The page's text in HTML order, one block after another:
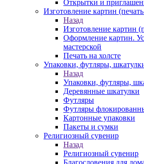
Открытки и
Изготовление картин
Назад
Изготовление картин
Оформление картин.
мастерской
Печать на холсте
Упаковки, футляры,
Назад
Упаковки, футляры,
Деревянные шкатулки
Футляры
Футляры
Картонные упаковки
Пакеты и сумки
Религиозный сувенир
Назад
Религиозный сувенир
Благословения для